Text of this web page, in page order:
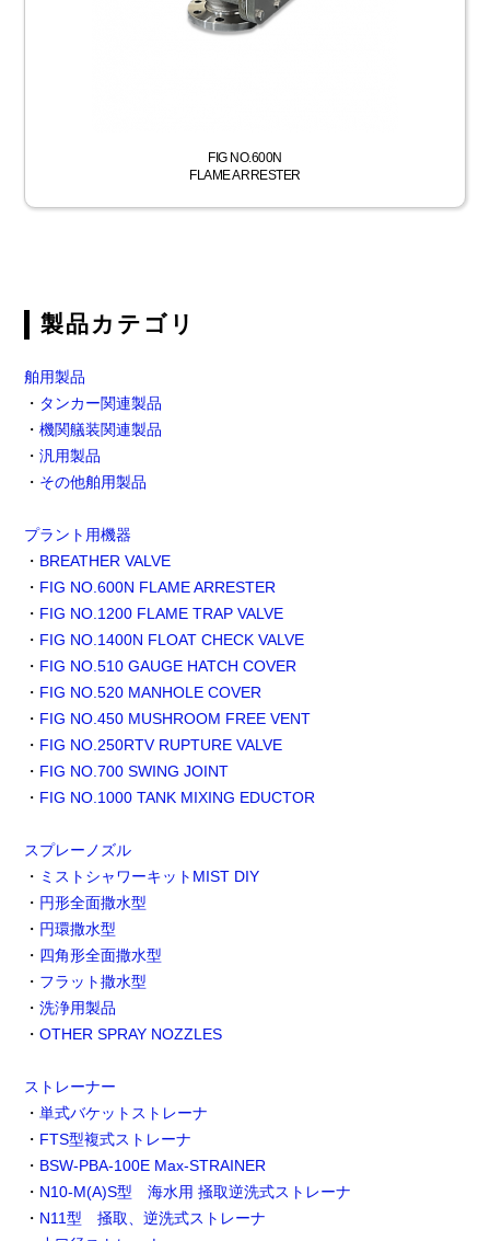
FIG NO.600N
FLAME ARRESTER
製品カテゴリ
舶用製品
・ タンカー関連製品
・機関艤装関連製品
・汎用製品
・ その他舶用製品
プラント用機器
・ BREATHER VALVE
・ FIG NO.600N FLAME ARRESTER
・ FIG NO.1200 FLAME TRAP VALVE
・ FIG NO.1400N FLOAT CHECK VALVE
・ FIG NO.510 GAUGE HATCH COVER
・ FIG NO.520 MANHOLE COVER
・ FIG NO.450 MUSHROOM FREE VENT
・ FIG NO.250RTV RUPTURE VALVE
・ FIG NO.700 SWING JOINT
・ FIG NO.1000 TANK MIXING EDUCTOR
スプレーノズル
・ ミストシャワーキットMIST DIY
・ 円形全面撒水型
・ 円環撒水型
・ 四角形全面撒水型
・ フラット撒水型
・洗浄用製品
・OTHER SPRAY NOZZLES
ストレーナー
・単式バケットストレーナ
・ FTS型複式ストレーナ
・ BSW-PBA-100E Max-STRAINER
・ N10-M(A)S型 海水用 掻取逆洗式ストレーナ
・ N11型 掻取、逆洗式ストレーナ